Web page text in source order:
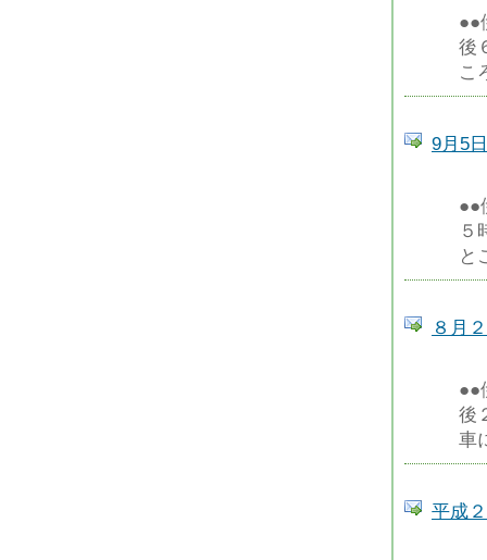
●●
後
こ
9月5
●●
５
と
８月
●●
後
車
平成